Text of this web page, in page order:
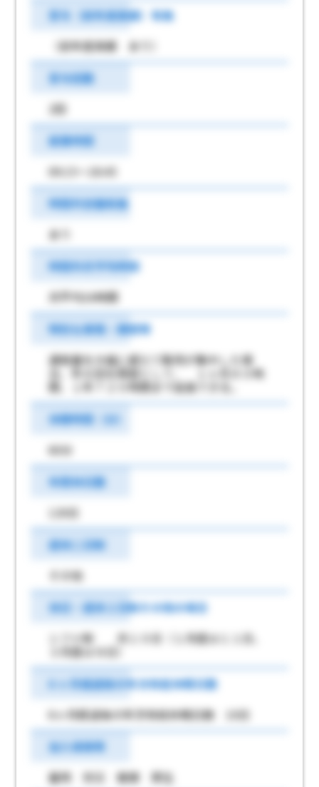
賞与（前年度実績）有無
（前年度実績 あり）
賞与回数
2回
就業時間
09:15～18:45
時間外労働有無
あり
時間外月平均時間
月平均16時間
特別な事情・期間等
通常量を大幅に超えて販売が集中した場
合、年６回を限度として、 １ヶ月８０時
間、１年７２０時間まで延長できる。
休憩時間（分）
60分
年間休日数
120日
週休二日制
その他
休日・週休２日制その他の場合
シフト制 月１０日（１月度は１１日、
３月度は９日）
6 ヶ月経過後の年次有給休暇日数
6ヶ月経過後の年次有給休暇日数 10日
加入保険等
雇用 労災 健康 厚生